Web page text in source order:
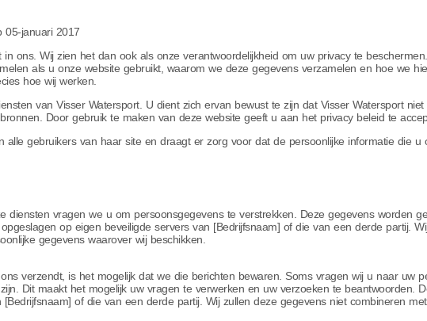
05-januari 2017
ons. Wij zien het dan ook als onze verantwoordelijkheid om uw privacy te
als u onze website gebruikt, waarom we deze gegevens verzamelen en hoe we
hoe wij werken.
van Visser Watersport. U dient zich ervan bewust te zijn dat Visser Watersport niet
Door gebruik te maken van deze website geeft u aan het privacy beleid te
alle gebruikers van haar site en draagt er zorg voor dat de persoonlijke informatie die u
diensten vragen we u om persoonsgegevens te verstrekken. Deze gegevens worden
op eigen beveiligde servers van [Bedrijfsnaam] of die van een derde partij.
gegevens waarover wij beschikken.
verzendt, is het mogelijk dat we die berichten bewaren. Soms vragen wij u naar uw
Dit maakt het mogelijk uw vragen te verwerken en uw verzoeken te beantwoorden.
of die van een derde partij. Wij zullen deze gegevens niet combineren